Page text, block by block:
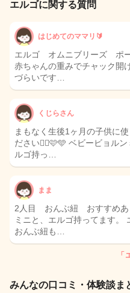
エルゴに関する質問
はじめてのママリ🔰
エルゴ オムニブリーズ ポ
赤ちゃんの重みでチャック開
づらいです…
くじらさん
まもなく生後1ヶ月の子供に
ださい🙇‍♀️🩷️🩵 ベビービョル
ルゴ持っ…
まま
2人目 おんぶ紐 おすすめあ
ミニと、エルゴ持ってます。
おんぶ紐も…
みんなの口コミ・体験談ま